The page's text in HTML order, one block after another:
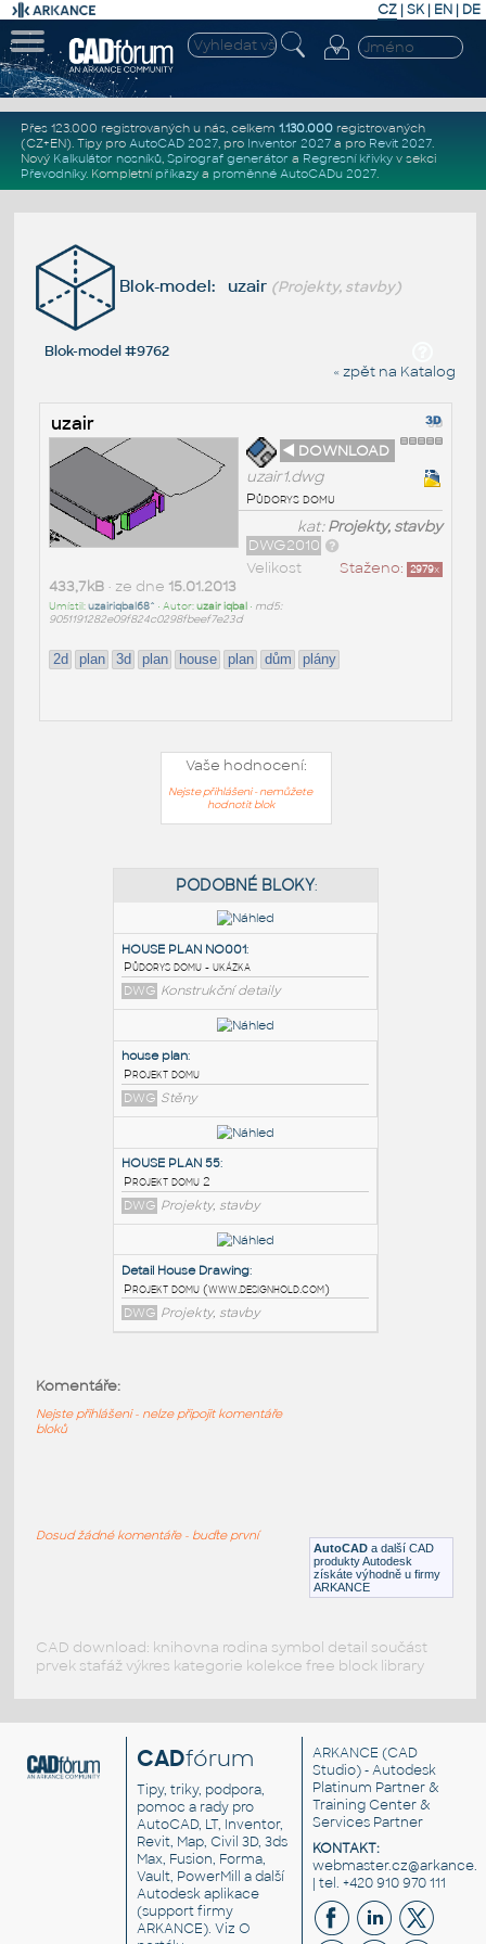
CZ | SK| EN | DE
Přes 123.000 registrovaných u nás, celkem 1.130.000registrovaných
(CZ+EN). Tipy pro AutoCAD 2027, pro Inventor 2027a pro Revit 2027.
Nový Kalkulátor nosníků, Spirograf generátor a Regresní křivkyv sekci
Převodníky. Kompletní příkazya proměnné AutoCADu 2027.
Blok-model: uzair (Projekty, stavby)
Blok-model #9762
« zpět na Katalog
uzair
◄ DOWNLOAD
uzair1.dwg
Půdorys domu
kat:Projekty, stavby
DWG2010
Staženo: 2979x
Velikost
433,7kB• ze dne 15.01.2013
Umístil:uzairiqbal68^ • Autor:uzair iqbal• md5:
9051191282e09f824c0298fbeef7e23d
2d plan 3d plan house plan dům plány
Vaše hodnocení:
Nejste přihlášeni - nemůžete
hodnotit blok
PODOBNÉ BLOKY:
HOUSE PLAN NO001:
Půdorys domu - ukázka
DWG Konstrukční detaily
house plan:
Projekt domu
DWG Stěny
DWG Projekty, stavby
DWG
Projekty, stavby AutoCAD a další CAD
produkty Autodesk
získáte výhodně u firmy
ARKANCE
Komentáře:
Nejste přihlášeni - nelze připojit komentáře
bloků
Dosud žádné komentáře - buďte první
CAD download: knihovna rodina symbol detail součást
prvek stafáž výkres kategorie kolekce free block library
CADfórum
Tipy, triky, podpora,
pomoc a rady pro
AutoCAD, LT, Inventor,
Revit, Map, Civil 3D, 3ds
Max, Fusion, Forma,
Vault, PowerMill a další
Autodesk aplikace
(support firmy
ARKANCE). VizO
ARKANCE (CAD
Studio) - Autodesk
Platinum Partner &
Training Center &
Services Partner
KONTAKT:
| tel. +420 910 970 111